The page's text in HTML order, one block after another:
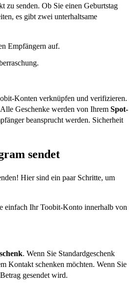
zu senden. Ob Sie einen Geburtstag
es gibt zwei unterhaltsame
Empfängern auf.
Konten verknüpfen und verifizieren.
Geschenke werden von Ihrem Spot-
beansprucht werden. Sicherheit
sendet
Hier sind ein paar Schritte, um
einfach Ihr Toobit-Konto innerhalb von
. Wenn Sie Standardgeschenk
Kontakt schenken möchten. Wenn Sie
gesendet wird.